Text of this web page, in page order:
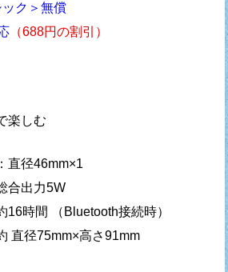
ク＞無償
（688円の割引）
楽しむ
直径46mm×1
合出力5W
時間 （Bluetooth接続時）
直径75mm×高さ91mm